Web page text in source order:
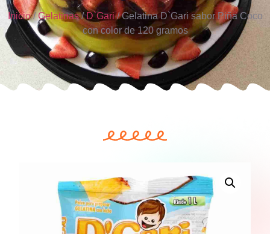
Inicio/Gelatinas/D`Gari/ Gelatina D`Gari sabor Piña Coco
con color de 120 gramos